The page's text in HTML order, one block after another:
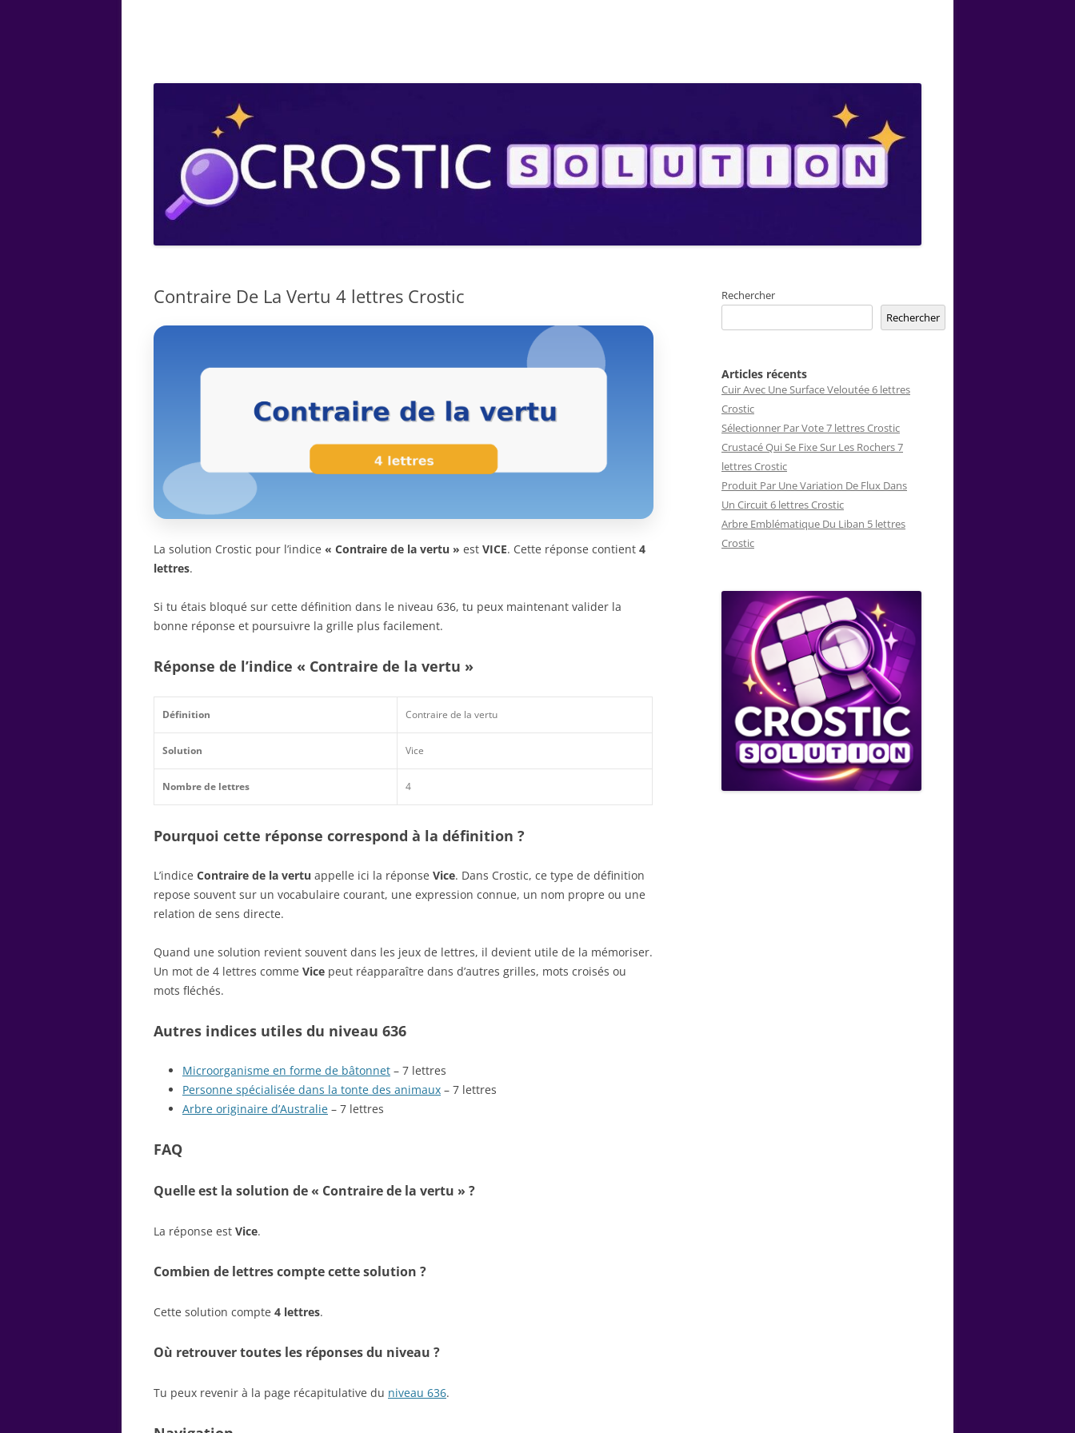
Contraire De La Vertu 4 lettres Crostic
La solution Crostic pour l’indice « Contraire de la vertu » est VICE. Cette réponse contient 4
lettres.
Si tu étais bloqué sur cette définition dans le niveau 636, tu peux maintenant valider la
bonne réponse et poursuivre la grille plus facilement.
Réponse de l’indice « Contraire de la vertu »
Définition Contraire de la vertu
Solution Vice
Nombre de lettres 4
Pourquoi cette réponse correspond à la définition ?
L’indice Contraire de la vertu appelle ici la réponse Vice. Dans Crostic, ce type de définition
repose souvent sur un vocabulaire courant, une expression connue, un nom propre ou une
relation de sens directe.
Quand une solution revient souvent dans les jeux de lettres, il devient utile de la mémoriser.
Un mot de 4 lettres comme Vice peut réapparaître dans d’autres grilles, mots croisés ou
mots fléchés.
Autres indices utiles du niveau 636
Microorganisme en forme de bâtonnet – 7 lettres
Personne spécialisée dans la tonte des animaux – 7 lettres
Arbre originaire d’Australie – 7 lettres
FAQ
Quelle est la solution de « Contraire de la vertu » ?
La réponse est Vice.
Combien de lettres compte cette solution ?
Cette solution compte 4 lettres.
Où retrouver toutes les réponses du niveau ?
Tu peux revenir à la page récapitulative du niveau 636.
Rechercher
Rechercher
Articles récents
Cuir Avec Une Surface Veloutée 6 lettres
Crostic
Sélectionner Par Vote 7 lettres Crostic
Crustacé Qui Se Fixe Sur Les Rochers 7
lettres Crostic
Produit Par Une Variation De Flux Dans
Un Circuit 6 lettres Crostic
Arbre Emblématique Du Liban 5 lettres
Crostic